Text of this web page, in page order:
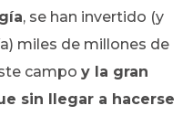
, se han invertido (y
miles de millones de
campoy la gran
sin llegar a hacerse